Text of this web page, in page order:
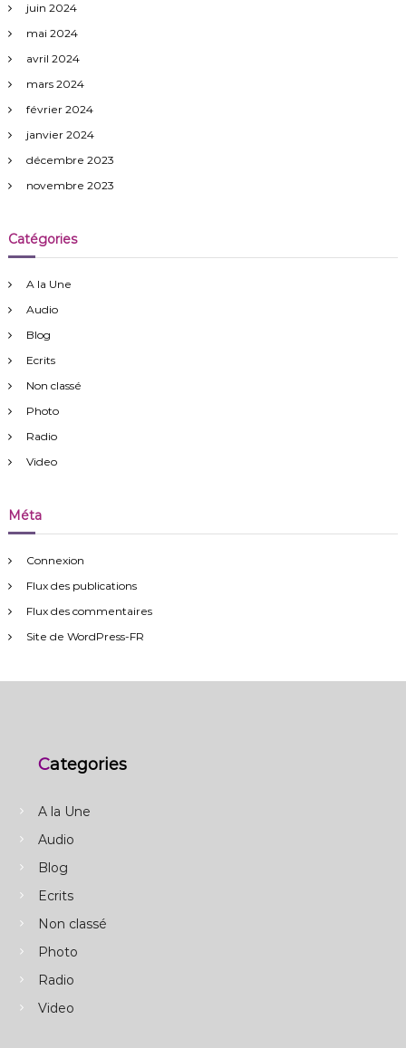
juin 2024
mai 2024
avril 2024
mars 2024
février 2024
janvier 2024
décembre 2023
novembre 2023
Catégories
A la Une
Audio
Blog
Ecrits
Non classé
Photo
Radio
Video
Méta
Connexion
Flux des publications
Flux des commentaires
Site de WordPress-FR
Categories
A la Une
Audio
Blog
Ecrits
Non classé
Photo
Radio
Video